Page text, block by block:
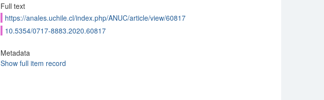
Full text
https://anales.uchile.cl/index.php/ANUC/article/view/60817
10.5354/0717-8883.2020.60817
Metadata
Show full item record